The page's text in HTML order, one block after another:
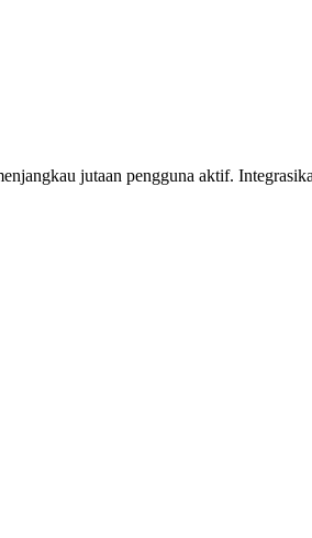
jutaan pengguna aktif.